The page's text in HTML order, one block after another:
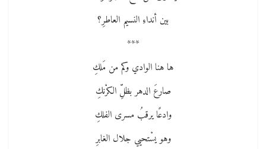
بين أنداءِ النسيم العاطرِ؟
***
ها هنا الوادي وكم من مَلكِ
صارعَ الدهر بظلِّ الكرْنكِ
وادعًا يرقبُ مسرى الفلكِ
وهو يسْتحيي جلال الغابرِ